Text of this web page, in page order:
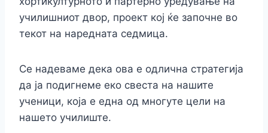
училишниот двор, проект кој ќе започне во
текот на наредната седмица.
Се надеваме дека ова е одлична стратегија
да ја подигнеме еко свеста на нашите
ученици, која е една од многуте цели на
нашето училиште.